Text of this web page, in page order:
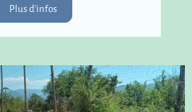
Plus d'infos